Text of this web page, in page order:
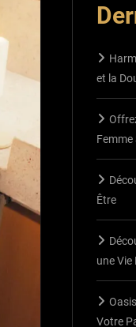
et la
Femme
Être
une
Votre